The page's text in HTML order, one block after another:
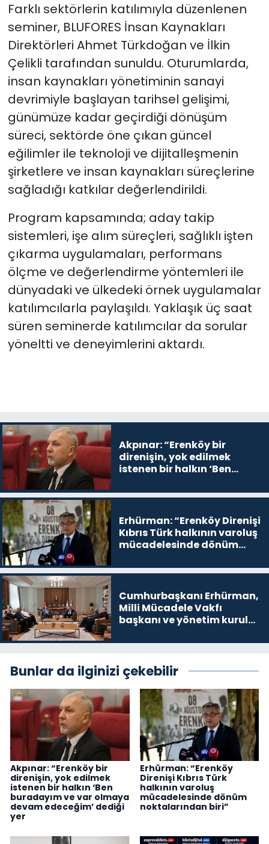
Farklı sektörlerin katılımıyla düzenlenen
seminer, BLUFORES İnsan Kaynakları
Direktörleri Ahmet Türkdoğan ve İlkin
Çelikli tarafından sunuldu. Oturumlarda,
insan kaynakları yönetiminin sanayi
devrimiyle başlayan tarihsel gelişimi,
günümüze kadar geçirdiği dönüşüm
süreci, sektörde öne çıkan güncel
eğilimler ile teknoloji ve dijitalleşmenin
şirketlere ve insan kaynakları süreçlerine
sağladığı katkılar değerlendirildi.
Program kapsamında; aday takip
sistemleri, işe alım süreçleri, sağlıklı işten
çıkarma uygulamaları, performans
ölçme ve değerlendirme yöntemleri ile
dünyadaki ve ülkedeki örnek uygulamalar
katılımcılarla paylaşıldı. Yaklaşık üç saat
süren seminerde katılımcılar da sorular
yöneltti ve deneyimlerini aktardı.
Akpınar: “Erenköy bir
direnişin, yok edilmek
istenen bir halkın ‘Ben
devam edeceğim’ dediği
Erhürman: “Erenköy Direnişi
Kıbrıs Türk halkının varoluş
mücadelesinde dönüm
Cumhurbaşkanı Erhürman,
Milli Mücadele Vakfı
başkanı ve yönetim kurulu
Bunlar da ilginizi çekebilir
Akpınar: “Erenköy bir
direnişin, yok edilmek
istenen bir halkın ‘Ben
buradayım ve var olmaya
devam edeceğim’ dediği
yer
Erhürman: “Erenköy
Direnişi Kıbrıs Türk
halkının varoluş
mücadelesinde dönüm
noktalarından biri”